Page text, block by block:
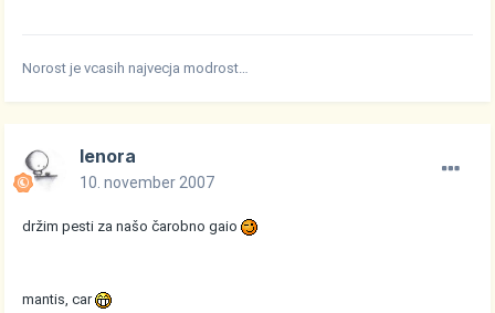
Norost je vcasih najvecja modrost…
lenora
10. november 2007
držim pesti za našo čarobno gaio
mantis, car